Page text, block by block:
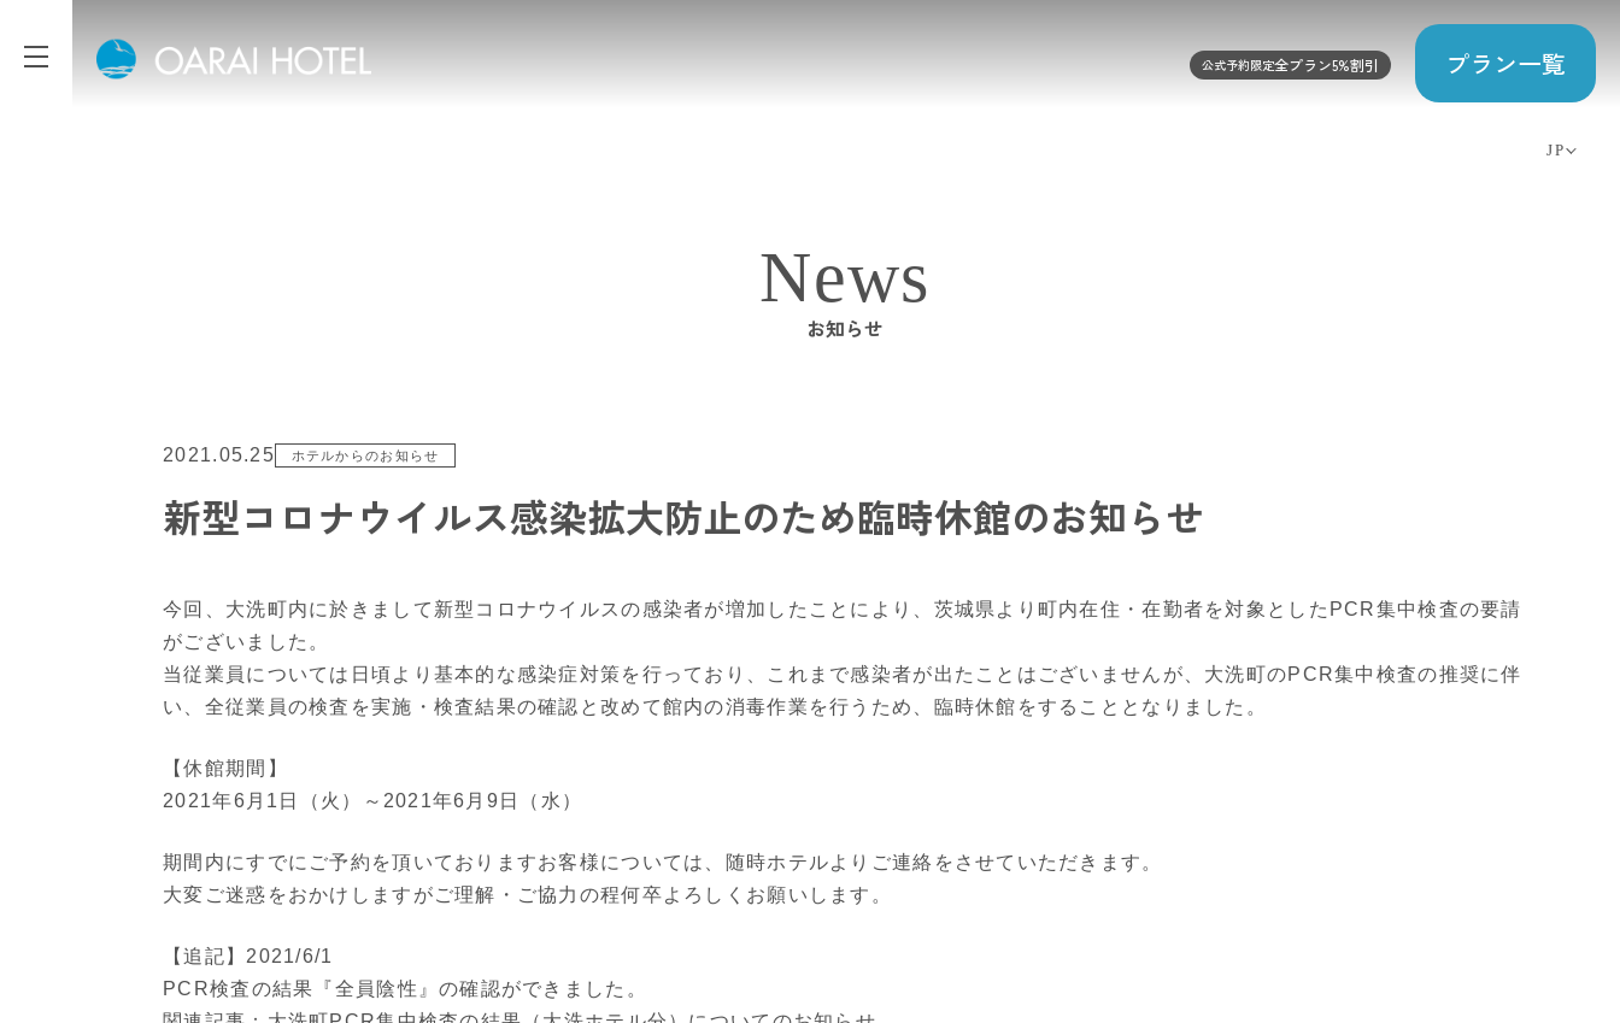
公式予約限定全プラン5%割引 プラン一覧
JP
News
お知らせ
2021.05.25 ホテルからのお知らせ
新型コロナウイルス感染拡大防止のため臨時休館のお知らせ
今回、大洗町内に於きまして新型コロナウイルスの感染者が増加したことにより、茨城県より町内在住・在勤者を対象としたPCR集中検査の要請
がございました。
当従業員については日頃より基本的な感染症対策を行っており、これまで感染者が出たことはございませんが、大洗町のPCR集中検査の推奨に伴
い、全従業員の検査を実施・検査結果の確認と改めて館内の消毒作業を行うため、臨時休館をすることとなりました。
【休館期間】
2021年6月1日（火）～2021年6月9日（水）
期間内にすでにご予約を頂いておりますお客様については、随時ホテルよりご連絡をさせていただきます。
大変ご迷惑をおかけしますがご理解・ご協力の程何卒よろしくお願いします。
【追記】2021/6/1
PCR検査の結果『全員陰性』の確認ができました。